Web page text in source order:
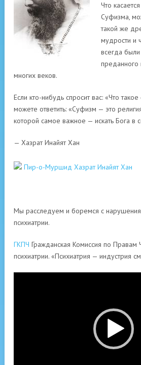
Что
Суфизма,
такой же
мудрости и
всегда
преданного
многих веков.
Если кто-нибудь спросит вас: «Что
можете ответить: «Суфизм — это
которой самое важное — искать Бога в
— Хазрат Инайят Хан
Пир-о-Муршид Хазрат Инайят Хан
Мы расследуем и боремся с
психиатрии.
ГКПЧ Гражданская Комиссия по Правам
психиатрии. «Психиатрия — индустрия